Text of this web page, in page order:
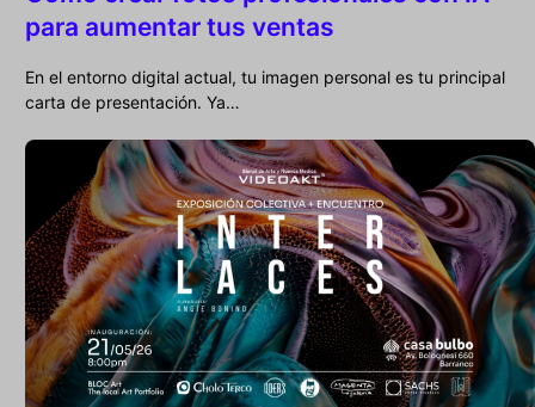
para aumentar tus ventas
En el entorno digital actual, tu imagen personal es tu principal
carta de presentación. Ya…